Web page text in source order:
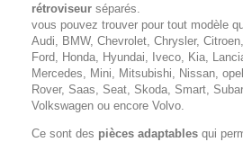
rétroviseur séparés.
vous pouvez trouver pour tout modèle
Audi, BMW, Chevrolet, Chrysler,
Ford, Honda, Hyundai, Iveco, Kia,
Mercedes, Mini, Mitsubishi, Nissan,
Rover, Saas, Seat, Skoda, Smart,
Volkswagen ou encore Volvo.
Ce sont des pièces adaptables qui